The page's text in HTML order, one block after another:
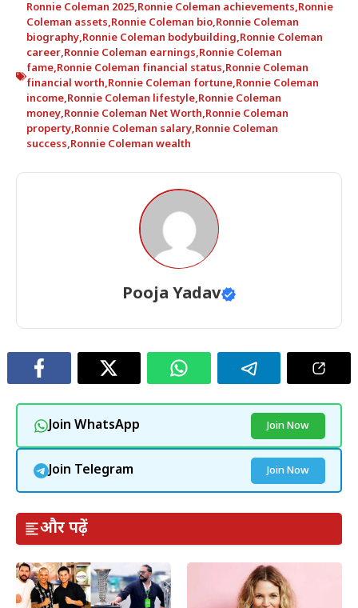
Ronnie Coleman 2025,Ronnie Coleman achievements,Ronnie
Coleman assets,Ronnie Coleman bio,Ronnie Coleman
biography,Ronnie Coleman bodybuilding,Ronnie Coleman
career,Ronnie Coleman earnings,Ronnie Coleman
fame,Ronnie Coleman financial status,Ronnie Coleman
financial worth,Ronnie Coleman fortune,Ronnie Coleman
income,Ronnie Coleman lifestyle,Ronnie Coleman
money,Ronnie Coleman Net Worth,Ronnie Coleman
property,Ronnie Coleman salary,Ronnie Coleman
success,Ronnie Coleman wealth
Pooja Yadav
Join WhatsApp Join Now
Join Telegram Join Now
और पढ़ें